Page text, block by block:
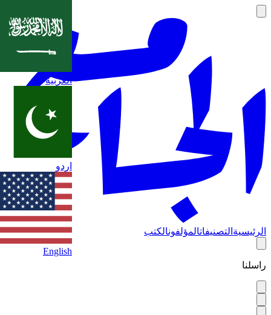
الرئيسية التصنيفاتالمؤلفونالكتب
راسلنا
العربية
اردو
English